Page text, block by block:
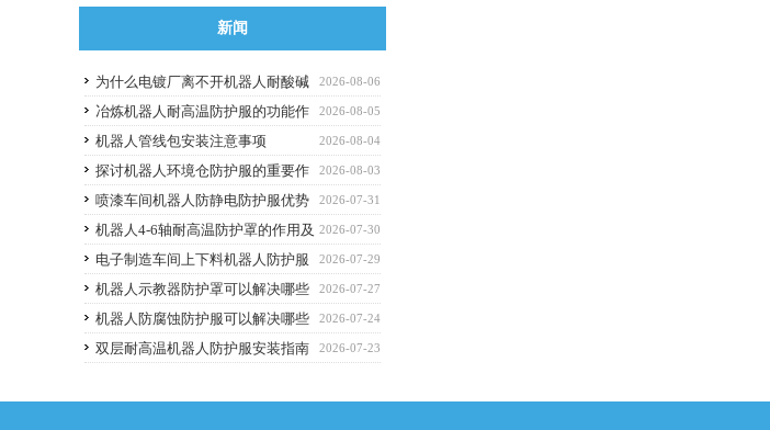
新闻
2026-08-06
为什么电镀厂离不开机器人耐酸碱
防护服
2026-08-05
冶炼机器人耐高温防护服的功能作
用
2026-08-04
机器人管线包安装注意事项
2026-08-03
探讨机器人环境仓防护服的重要作
用
2026-07-31
喷漆车间机器人防静电防护服优势
解析与选购避坑要点
2026-07-30
机器人4-6轴耐高温防护罩的作用及
优点
2026-07-29
电子制造车间上下料机器人防护服
应该选什么功能的
2026-07-27
机器人示教器防护罩可以解决哪些
痛点？
2026-07-24
机器人防腐蚀防护服可以解决哪些
问题
2026-07-23
双层耐高温机器人防护服安装指南